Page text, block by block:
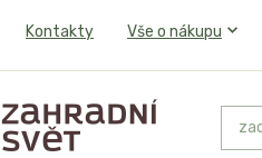
Kontakty Vše o nákupu